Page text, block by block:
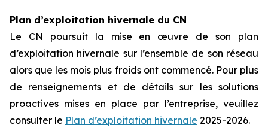
Plan d’exploitation hivernale du CN
Le CN poursuit la mise en œuvre de son plan
d’exploitation hivernale sur l’ensemble de son réseau
alors que les mois plus froids ont commencé. Pour plus
de renseignements et de détails sur les solutions
proactives mises en place par l’entreprise, veuillez
consulter le Plan d’exploitation hivernale 2025-2026.